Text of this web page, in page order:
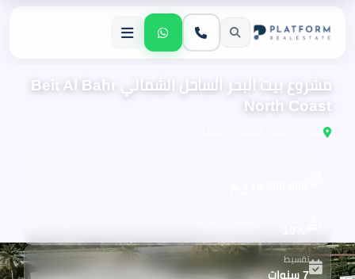
مشروع بيت البحر الساحل الشمالي Beit Al Bahr
North Coast
تقسيط
7 سنوات